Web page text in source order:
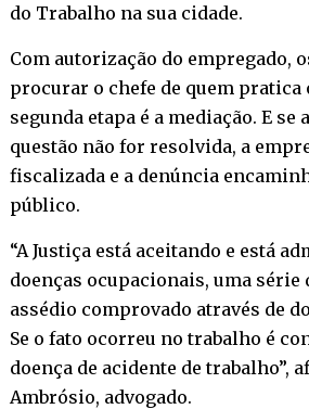
do Trabalho na sua cidade.
Com autorização do empregado,
procurar o chefe de quem pratica
segunda etapa é a mediação. E se
questão não for resolvida, a
fiscalizada e a denúncia
público.
“A Justiça está aceitando e está
doenças ocupacionais, uma série
assédio comprovado através de
Se o fato ocorreu no trabalho é
doença de acidente de trabalho”,
Ambrósio, advogado.